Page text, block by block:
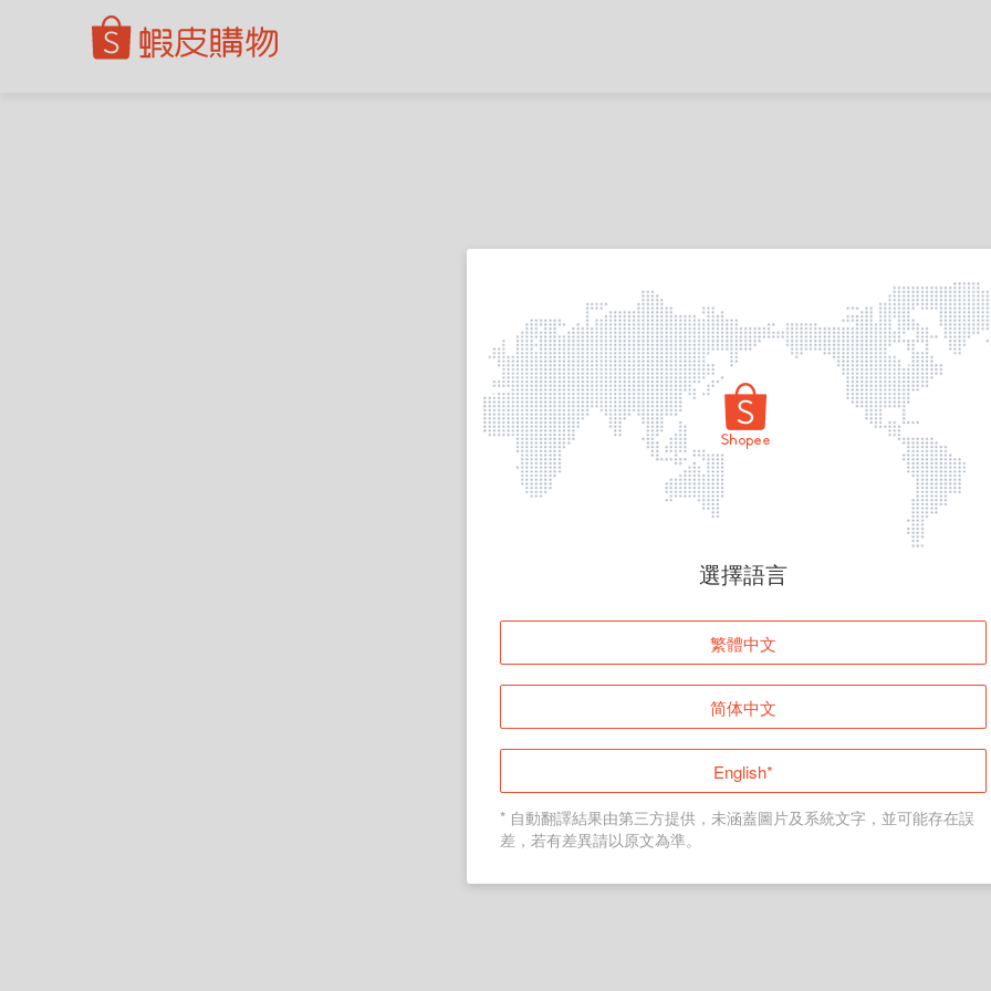
頁面無法顯示
登入
返回首頁
選擇語言
繁體中文
简体中文
English*
* 自動翻譯結果由第三方提供，未涵蓋圖片及系統文字，並可能存在誤
差，若有差異請以原文為準。